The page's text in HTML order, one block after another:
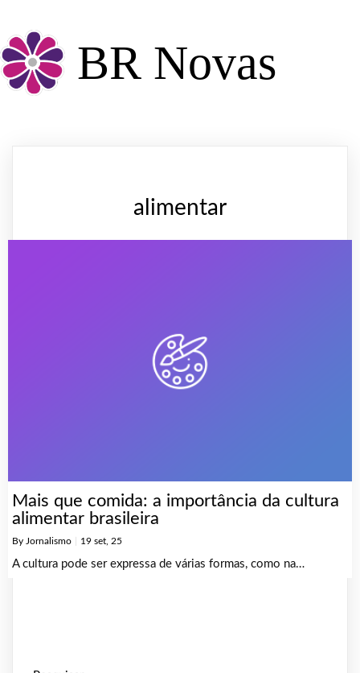
BR Novas
alimentar
Mais que comida: a importância da cultura
alimentar brasileira
By Jornalismo 19 set, 25
A cultura pode ser expressa de várias formas, como na…